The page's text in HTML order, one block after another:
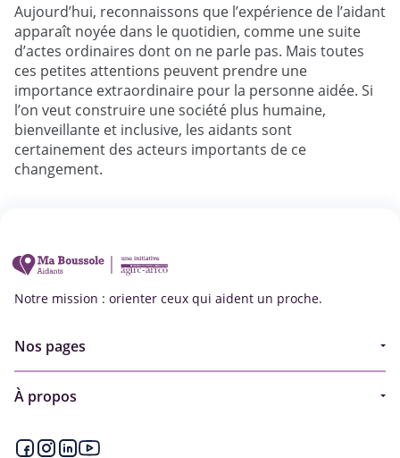
Aujourd’hui, reconnaissons que l’expérience de l’aidant
apparaît noyée dans le quotidien, comme une suite
d’actes ordinaires dont on ne parle pas. Mais toutes
ces petites attentions peuvent prendre une
importance extraordinaire pour la personne aidée. Si
l’on veut construire une société plus humaine,
bienveillante et inclusive, les aidants sont
certainement des acteurs importants de ce
changement.
Notre mission : orienter ceux qui aident un proche.
Nos pages
Aides financières et congés
À propos